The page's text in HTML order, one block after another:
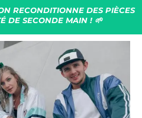
RECONDITIONNE DES PIÈCES
DE SECONDE MAIN ! 🌱